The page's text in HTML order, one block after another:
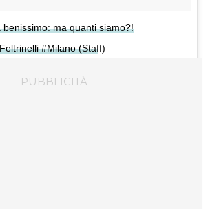
ma quanti siamo?!
#Milano (Staff)